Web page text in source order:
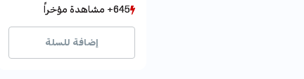
645+ مشاهدة مؤخراً
132+ بيع مؤخراً
645+ مشاهدة مؤخراً
132+ بيع مؤخراً
إضافة للسلة